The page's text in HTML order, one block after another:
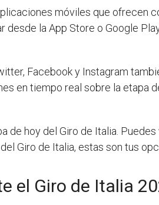
móviles que ofrecen
la App Store o Google
Facebook y Instagram
en tiempo real sobre la etapa
de hoy del Giro de Italia.
Giro de Italia, estas son tus
el Giro de Italia